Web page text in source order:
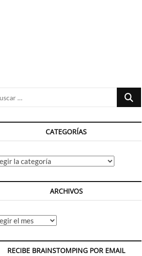
Buscar
CATEGORÍAS
ARCHIVOS
RECIBE BRAINSTOMPING POR EMAIL